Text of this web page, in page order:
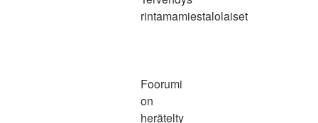
rintamamiestalolaiset
Foorumi
on
herätelty